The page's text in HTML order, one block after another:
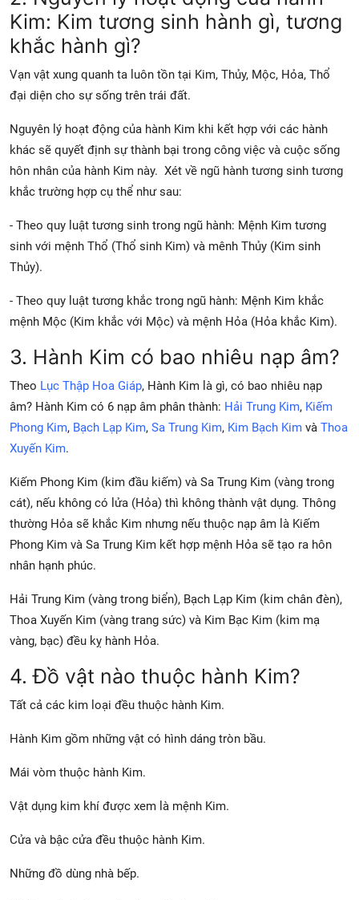
Kim: Kim tương sinh hành gì, tương
khắc hành gì?
Vạn vật xung quanh ta luôn tồn tại Kim, Thủy, Mộc, Hỏa, Thổ
đại diện cho sự sống trên trái đất.
Nguyên lý hoạt động của hành Kim khi kết hợp với các hành
khác sẽ quyết định sự thành bại trong công việc và cuộc sống
hôn nhân của hành Kim này. Xét về ngũ hành tương sinh tương
khắc trường hợp cụ thể như sau:
- Theo quy luật tương sinh trong ngũ hành: Mệnh Kim tương
sinh với mệnh Thổ (Thổ sinh Kim) và mênh Thủy (Kim sinh
Thủy).
- Theo quy luật tương khắc trong ngũ hành: Mệnh Kim khắc
mệnh Mộc (Kim khắc với Mộc) và mệnh Hỏa (Hỏa khắc Kim).
3. Hành Kim có bao nhiêu nạp âm?
Theo Lục Thập Hoa Giáp, Hành Kim là gì, có bao nhiêu nạp
âm? Hành Kim có 6 nạp âm phân thành: Hải Trung Kim, Kiếm
Phong Kim, Bạch Lạp Kim, Sa Trung Kim, Kim Bạch Kim và Thoa
Xuyến Kim.
Kiếm Phong Kim (kim đầu kiếm) và Sa Trung Kim (vàng trong
cát), nếu không có lửa (Hỏa) thì không thành vật dụng. Thông
thường Hỏa sẽ khắc Kim nhưng nếu thuộc nạp âm là Kiếm
Phong Kim và Sa Trung Kim kết hợp mệnh Hỏa sẽ tạo ra hôn
nhân hạnh phúc.
Hải Trung Kim (vàng trong biển), Bạch Lạp Kim (kim chân đèn),
Thoa Xuyến Kim (vàng trang sức) và Kim Bạc Kim (kim mạ
vàng, bạc) đều kỵ hành Hỏa.
4. Đồ vật nào thuộc hành Kim?
Tất cả các kim loại đều thuộc hành Kim.
Hành Kim gồm những vật có hình dáng tròn bầu.
Mái vòm thuộc hành Kim.
Vật dụng kim khí được xem là mệnh Kim.
Cửa và bậc cửa đều thuộc hành Kim.
Những đồ dùng nhà bếp.